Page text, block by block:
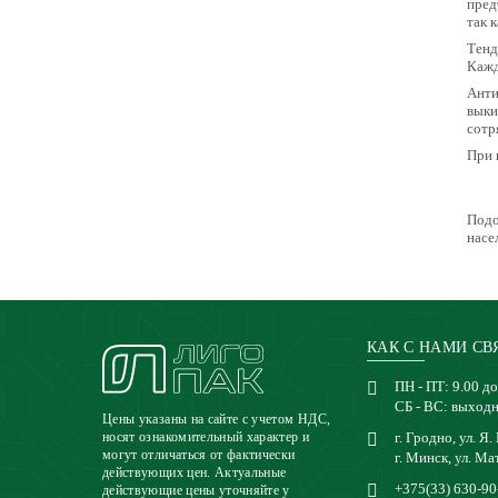
так
При
Цены указаны на сайте с учетом НДС,
носят ознакомительный характер и
могут отличаться от фактически
действующих цен. Актуальные
действующие цены уточняйте у
КАК С НАМИ
ПН - ПТ: 9.00
СБ - ВС:
г. Гродно, ул. Я.
г. Минск, ул.
+375(33) 630-